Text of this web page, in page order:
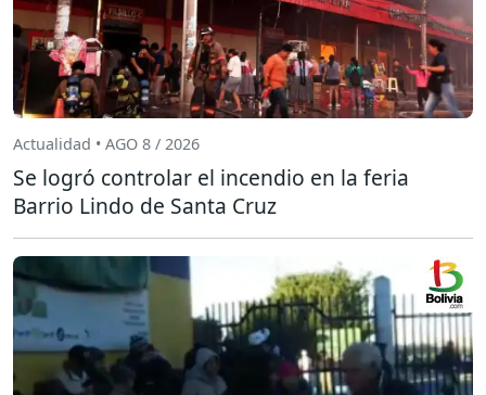
Actualidad • AGO 8 / 2026
Se logró controlar el incendio en la feria
Barrio Lindo de Santa Cruz